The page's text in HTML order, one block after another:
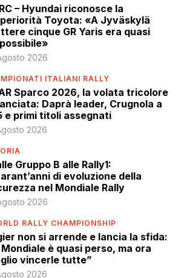
– Hyundai riconosce la
Toyota: «A Jyväskylä
cinque GR Yaris era quasi
2026
ITALIANI RALLY
Sparco 2026, la volata tricolore
Daprà leader, Crugnola a
e primi titoli assegnati
2026
Gruppo B alle Rally1:
di evoluzione della
nel Mondiale Rally
2026
RALLY CHAMPIONSHIP
non si arrende e lancia la sfida:
Mondiale è quasi perso, ma ora
vincerle tutte”
2026